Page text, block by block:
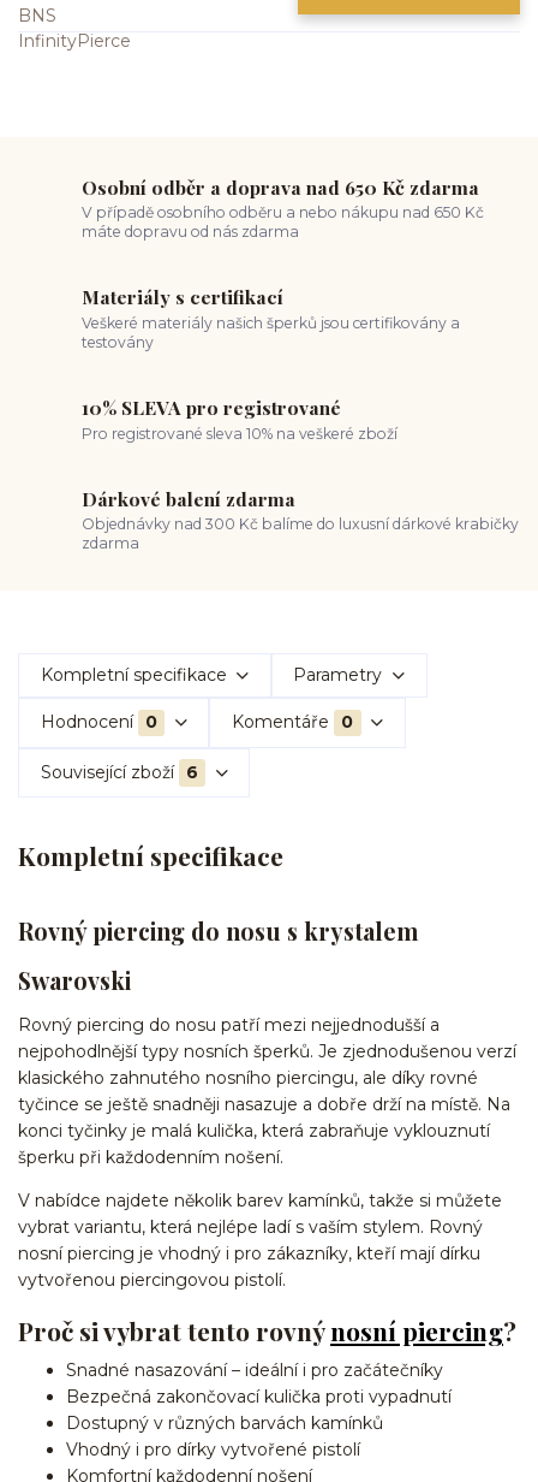
Osobní odběr a doprava nad 650 Kč zdarma
V případě osobního odběru a nebo nákupu nad 650 Kč
máte dopravu od nás zdarma
Materiály s certifikací
Veškeré materiály našich šperků jsou certifikovány a
testovány
10% SLEVA pro registrované
Pro registrované sleva 10% na veškeré zboží
Dárkové balení zdarma
Objednávky nad 300 Kč balíme do luxusní dárkové krabičky
zdarma
Kompletní specifikace Parametry
Hodnocení 0 Komentáře 0
Související zboží 6
Kompletní specifikace
Rovný piercing do nosu s krystalem
Swarovski
Rovný piercing do nosu patří mezi nejjednodušší a
nejpohodlnější typy nosních šperků. Je zjednodušenou verzí
klasického zahnutého nosního piercingu, ale díky rovné
tyčince se ještě snadněji nasazuje a dobře drží na místě. Na
konci tyčinky je malá kulička, která zabraňuje vyklouznutí
šperku při každodenním nošení.
V nabídce najdete několik barev kamínků, takže si můžete
vybrat variantu, která nejlépe ladí s vaším stylem. Rovný
nosní piercing je vhodný i pro zákazníky, kteří mají dírku
vytvořenou piercingovou pistolí.
Proč si vybrat tento rovnýnosní piercing?
Snadné nasazování – ideální i pro začátečníky
Bezpečná zakončovací kulička proti vypadnutí
Dostupný v různých barvách kamínků
Vhodný i pro dírky vytvořené pistolí
Komfortní každodenní nošení